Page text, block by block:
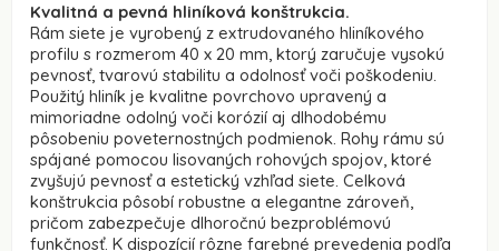
Kvalitná a pevná hliníková konštrukcia.
Rám siete je vyrobený z extrudovaného hliníkového
profilu s rozmerom 40 x 20 mm, ktorý zaručuje vysokú
pevnosť, tvarovú stabilitu a odolnosť voči poškodeniu.
Použitý hliník je kvalitne povrchovo upravený a
mimoriadne odolný voči korózií aj dlhodobému
pôsobeniu poveternostných podmienok. Rohy rámu sú
spájané pomocou lisovaných rohových spojov, ktoré
zvyšujú pevnosť a estetický vzhľad siete. Celková
konštrukcia pôsobí robustne a elegantne zároveň,
pričom zabezpečuje dlhoročnú bezproblémovú
funkčnosť. K dispozícií rôzne farebné prevedenia podľa